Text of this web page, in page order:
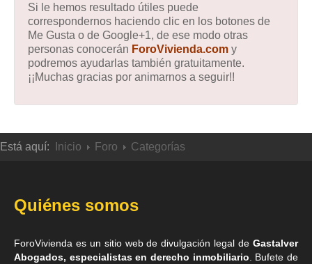
Si le hemos resultado útiles puede
correspondernos haciendo clic en los botones de
Me Gusta o de Google+1, de ese modo otras
personas conocerán ForoVivienda.com y
podremos ayudarlas también gratuitamente.
¡¡Muchas gracias por animarnos a seguir!!
Está aquí: Inicio Foro Categorías
Quiénes somos
ForoVivienda es un sitio web de divulgación legal de Gastalver
Abogados, especialistas en derecho inmobiliario . Bufete de